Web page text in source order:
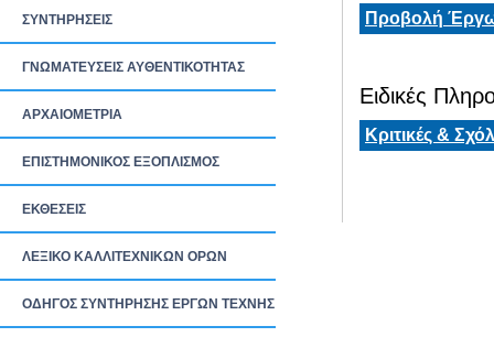
ΣΥΝΤΗΡΗΣΕΙΣ
ΓΝΩΜΑΤΕΥΣΕΙΣ ΑΥΘΕΝΤΙΚΟΤΗΤΑΣ
ΑΡΧΑΙΟΜΕΤΡΙΑ
ΕΠΙΣΤΗΜΟΝΙΚΟΣ ΕΞΟΠΛΙΣΜΟΣ
ΕΚΘΕΣΕΙΣ
ΛΕΞΙΚΟ ΚΑΛΛΙΤΕΧΝΙΚΩΝ ΟΡΩΝ
ΟΔΗΓΟΣ ΣΥΝΤΗΡΗΣΗΣ ΕΡΓΩΝ ΤΕΧΝΗΣ
Προβολή
Ειδικές
Κριτικές &